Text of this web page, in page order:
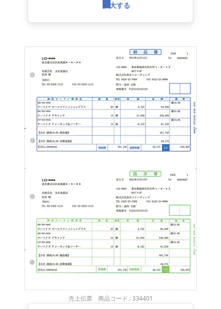
拡大する
売上伝票 商品コード : 334401